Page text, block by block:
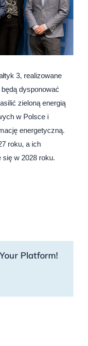
3, realizowane
dysponować
zieloną energią
w Polsce i
energetyczną.
roku, a ich
w 2028 roku.
Platform!